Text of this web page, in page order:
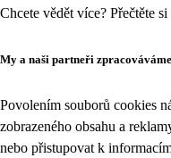
Chcete vědět více? Přečtěte
My a naši partneři
Povolením souborů cookies
zobrazeného obsahu a
nebo přistupovat k